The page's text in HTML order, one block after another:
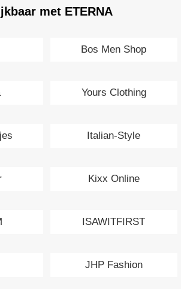
met ETERNA
Bos Men Shop
Yours Clothing
Italian-Style
Kixx Online
ISAWITFIRST
JHP Fashion